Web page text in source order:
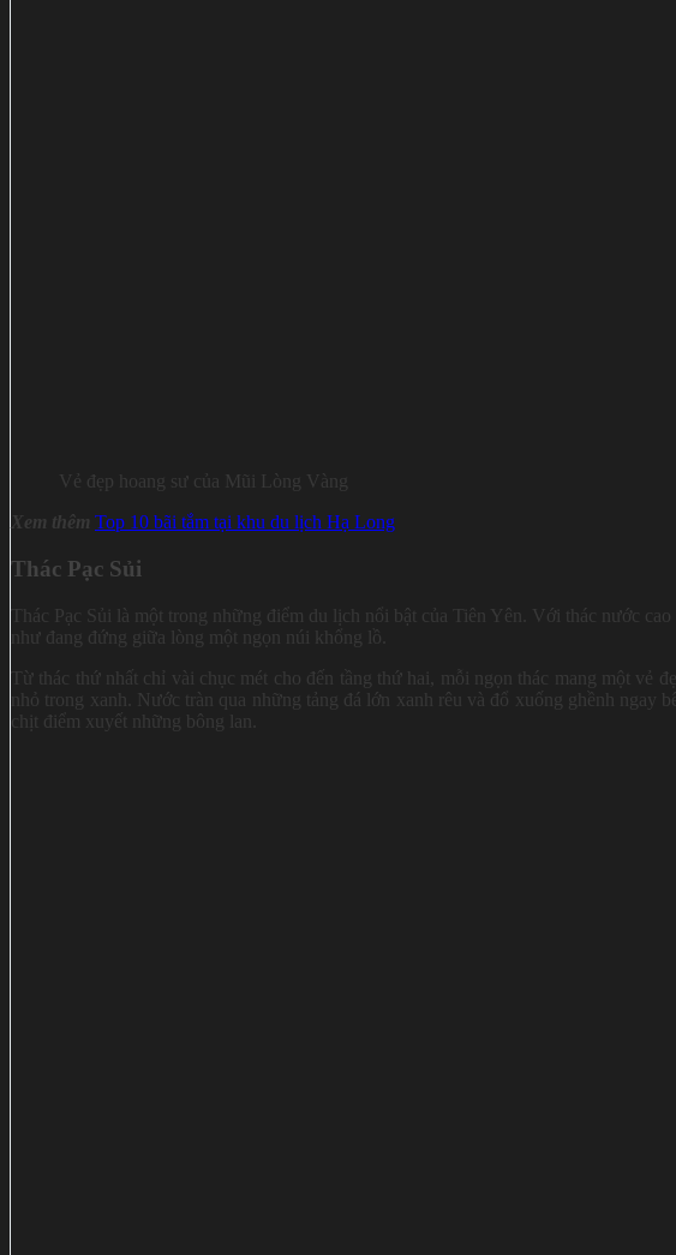
Vẻ đẹp hoang sư của Mũi Lòng Vàng
Xem thêm Top 10 bãi tắm tại khu du lịch Hạ Long
Thác Pạc Sủi
Thác Pạc Sủi là một trong những điểm du lịch nổi bật của Tiên Yên. Với thác nước
như đang đứng giữa lòng một ngọn núi khổng lồ.
Từ thác thứ nhất chỉ vài chục mét cho đến tầng thứ hai, mỗi ngọn thác mang một vẻ
nhỏ trong xanh. Nước tràn qua những tảng đá lớn xanh rêu và đổ xuống ghềnh ngay
chịt điểm xuyết những bông lan.